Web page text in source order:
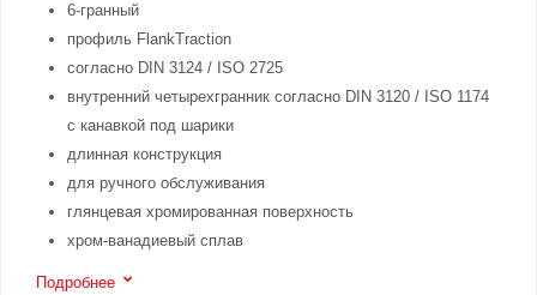
6-гранный
профиль FlankTraction
согласно DIN 3124 / ISO 2725
внутренний четырехгранник согласно DIN 3120 / ISO 1174
с канавкой под шарики
длинная конструкция
для ручного обслуживания
глянцевая хромированная поверхность
хром-ванадиевый сплав
Подробнее